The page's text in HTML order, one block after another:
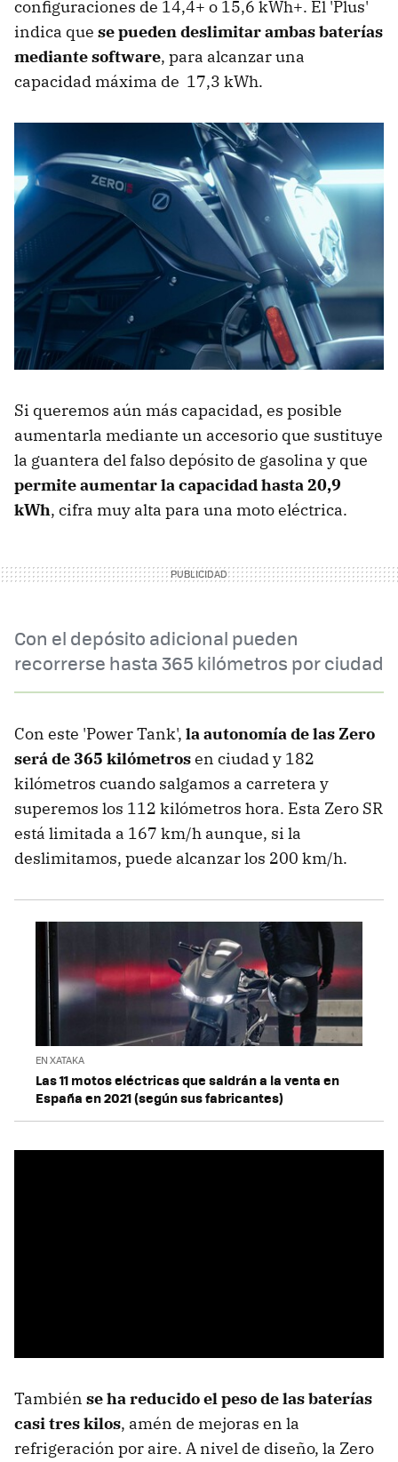
configuraciones de 14,4+ o 15,6 kWh+. El 'Plus'
indica que se pueden deslimitar ambas baterías
mediante software, para alcanzar una
capacidad máxima de 17,3 kWh.
Si queremos aún más capacidad, es posible
aumentarla mediante un accesorio que sustituye
la guantera del falso depósito de gasolina y que
permite aumentar la capacidad hasta 20,9
kWh, cifra muy alta para una moto eléctrica.
Con el depósito adicional pueden
recorrerse hasta 365 kilómetros por ciudad
Con este 'Power Tank', la autonomía de las Zero
será de 365 kilómetrosen ciudad y 182
kilómetros cuando salgamos a carretera y
superemos los 112 kilómetros hora. Esta Zero SR
está limitada a 167 km/h aunque, si la
deslimitamos, puede alcanzar los 200 km/h.
EN XATAKA
Las 11 motos eléctricas que saldrán a la venta en
España en 2021 (según sus fabricantes)
También se ha reducido el peso de las baterías
casi tres kilos, amén de mejoras en la
refrigeración por aire. A nivel de diseño, la Zero